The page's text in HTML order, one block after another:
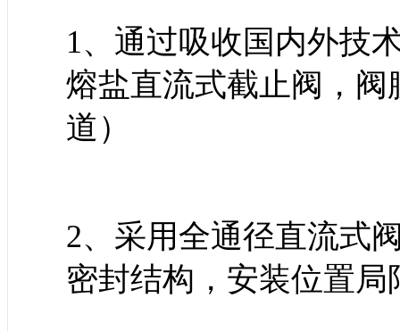
1、通过吸收国内外技
熔盐直流式截止阀，
道）
2、采用全通径直流式
密封结构，安装位置局